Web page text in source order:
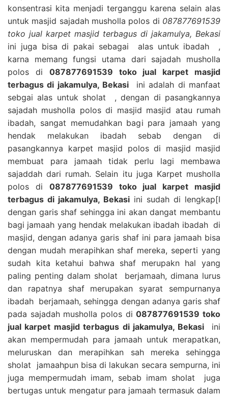
konsentrasi kita menjadi terganggu karena selain alas
untuk masjid sajadah musholla polos di 087877691539
toko jual karpet masjid terbagus di jakamulya, Bekasi
ini juga bisa di pakai sebagai alas untuk ibadah ,
karna memang fungsi utama dari sajadah musholla
polos di 087877691539 toko jual karpet masjid
terbagus di jakamulya, Bekasi ini adalah di manfaat
sebgai alas untuk sholat , dengan di pasangkannya
sajadah musholla polos di masjid masjid atau rumah
ibadah, sangat memudahkan bagi para jamaah yang
hendak melakukan ibadah sebab dengan di
pasangkannya karpet masjid polos di masjid masjid
membuat para jamaah tidak perlu lagi membawa
sajaddah dari rumah. Selain itu juga Karpet musholla
polos di 087877691539 toko jual karpet masjid
terbagus di jakamulya, Bekasi ini sudah di lengkap[I
dengan garis shaf sehingga ini akan dangat membantu
bagi jamaah yang hendak melakukan ibadah ibadah di
masjid, dengan adanya garis shaf ini para jamaah bisa
dengan mudah merapihkan shaf mereka, seperti yang
sudah kita ketahui bahwa shaf merupakn hal yang
paling penting dalam sholat berjamaah, dimana lurus
dan rapatnya shaf merupakan syarat sempurnanya
ibadah berjamaah, sehingga dengan adanya garis shaf
pada sajadah musholla polos di087877691539 toko
jual karpet masjid terbagus di jakamulya, Bekasi ini
akan mempermudah para jamaah untuk merapatkan,
meluruskan dan merapihkan sah mereka sehingga
sholat jamaahpun bisa di lakukan secara sempurna, ini
juga mempermudah imam, sebab imam sholat juga
bertugas untuk mengatur para jamaah termasuk dalam